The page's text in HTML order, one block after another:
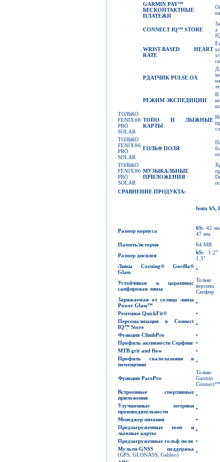
GARMIN PAY™
БЕСКОНТАКТНЫЕ
ПЛАТЕЖИ
CONNECT IQ™ STORE
а
WRIST-BASED HEART
RATE
PДАТЧИК PULSE OX
РЕЖИМ ЭКСПЕДИЦИИ
В
ТОЛЬКО
FENIX®6
PRO
SOLAR
ТОПО И ЛЫЖНЫЕ
КАРТЫ
ТОЛЬКО
FENIX®6
PRO
SOLAR
ГОЛЬФ ПОЛЯ
ТОЛЬКО
FENIX®6
PRO
SOLAR
МУЗЫКАЛЬНЫЕ
ПРИЛОЖЕНИЯ
СРАВНЕНИЕ ПРОДУКТА:
fenix 6S,
Размер корпуса 6S: 42
47 мм.
Память/история
64 MB
Размер дисплея
6S:
1.3"
Линза Corning® Gorilla®
Glass
•
Устойчивая к царапинас
сапфировая линза
версиях
Сапфир
Заряжаемая от солнца линза
Power Glass™
•
Ремешки QuickFit®
•
Персонализация в Connect
IQ™ Store
•
Функция ClimbPro
•
Профиль активности Серфинг •
MTB grit and flow
•
Профиль скалолазания в
помещении
•
Функция PacePro
Только
Garmin
Connect™
Встроенные спортивные
приложения
•
Улучшенные метрики
производительности
•
Менеджер питания
•
Предзагруженные топо и
лыжные карты
•
Предзагруженные гольф поля •
Мульти-GNSS поддержка
(GPS, GLONASS, Galileo)
•